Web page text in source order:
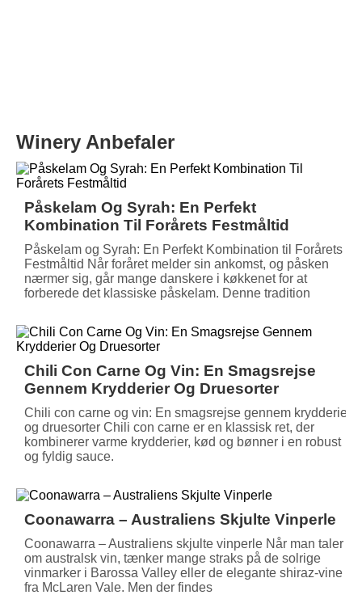
Winery Anbefaler
Påskelam Og Syrah: En Perfekt
Kombination Til Forårets Festmåltid
Påskelam og Syrah: En Perfekt Kombination til Forårets
Festmåltid Når foråret melder sin ankomst, og påsken
nærmer sig, går mange danskere i køkkenet for at
forberede det klassiske påskelam. Denne tradition
Chili Con Carne Og Vin: En Smagsrejse
Gennem Krydderier Og Druesorter
Chili con carne og vin: En smagsrejse gennem krydderier
og druesorter Chili con carne er en klassisk ret, der
kombinerer varme krydderier, kød og bønner i en robust
og fyldig sauce.
Coonawarra – Australiens Skjulte Vinperle
Coonawarra – Australiens skjulte vinperle Når man taler
om australsk vin, tænker mange straks på de solrige
vinmarker i Barossa Valley eller de elegante shiraz-vine
fra McLaren Vale. Men der findes